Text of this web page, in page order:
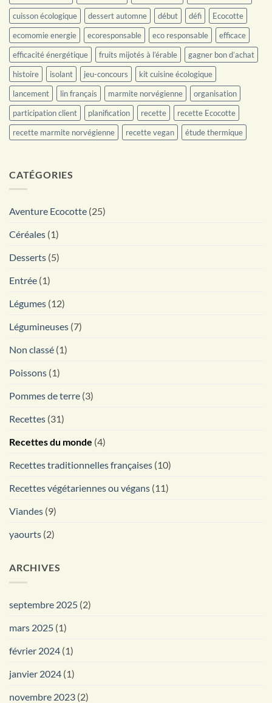
cuisson écologique
dessert automne début défi
Ecocotte
ecomomie energie
ecoresponsable eco responsable
efficace
efficacité énergétique
fruits mijotés à l’érable
gagner bon d’achat
histoire
isolant jeu-concours
kit cuisine écologique
lancement
lin français marmite norvégienne
organisation
participation client
planification recette
recette Ecocotte
recette marmite norvégienne
recette vegan étude thermique
CATÉGORIES
Aventure Ecocotte (25)
Céréales (1)
Desserts (5)
Entrée (1)
Légumes (12)
Légumineuses (7)
Non classé (1)
Poissons (1)
Pommes de terre (3)
Recettes (31)
Recettes du monde (4)
Recettes traditionnelles françaises (10)
Recettes végétariennes ou végans (11)
Viandes (9)
yaourts (2)
ARCHIVES
septembre 2025 (2)
mars 2025 (1)
février 2024 (1)
janvier 2024 (1)
novembre 2023 (2)